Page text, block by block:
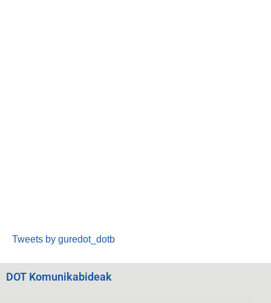
Tweets by guredot_dotb
DOT Komunikabideak